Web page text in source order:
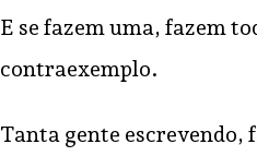
E se fazem uma, fazem
contraexemplo.
Tanta gente escrevendo,